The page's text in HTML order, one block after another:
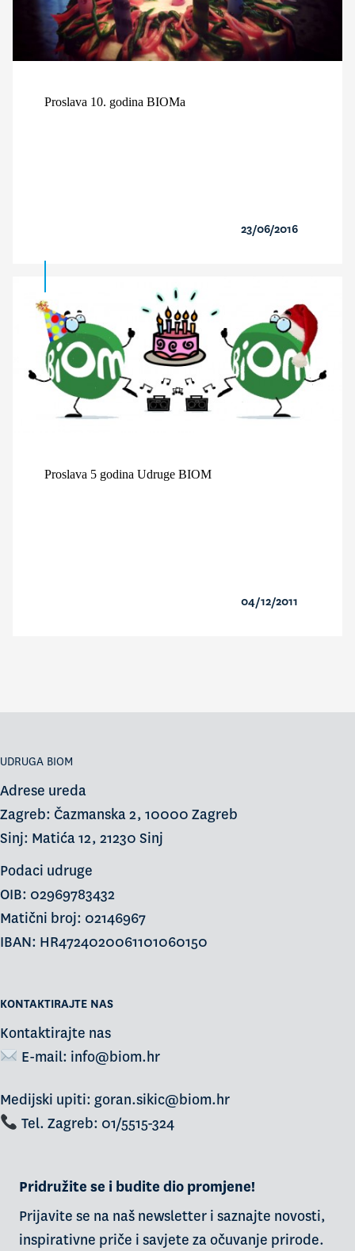
Proslava 10. godina BIOMa
23/06/2016
Proslava 5 godina Udruge BIOM
04/12/2011
UDRUGA BIOM
Adrese ureda
Zagreb: Čazmanska 2, 10000 Zagreb
Sinj: Matića 12, 21230 Sinj
Podaci udruge
OIB: 02969783432
Matični broj: 02146967
IBAN: HR4724020061101060150
KONTAKTIRAJTE NAS
Kontaktirajte nas
E-mail: info@biom.hr
Medijski upiti: goran.sikic@biom.hr
Tel. Zagreb: 01/5515-324
Pridružite se i budite dio promjene!
Prijavite se na naš newsletter i saznajte novosti,
inspirativne priče i savjete za očuvanje prirode.